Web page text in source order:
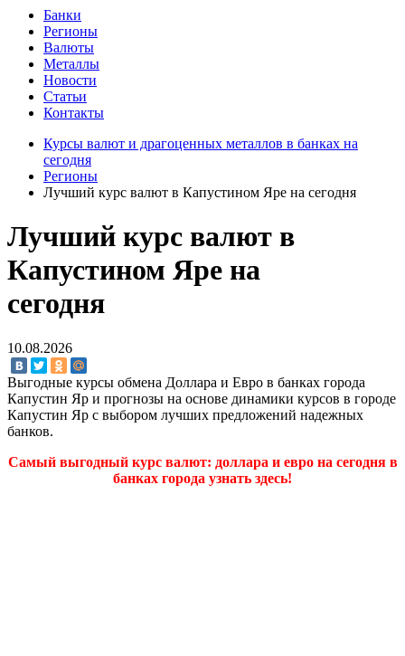
Банки
Регионы
Валюты
Металлы
Новости
Статьи
Контакты
Курсы валют и драгоценных металлов в банках на
сегодня
Регионы
Лучший курс валют в Капустином Яре на сегодня
Лучший курс валют в
Капустином Яре на
сегодня
10.08.2026
Выгодные курсы обмена Доллара и Евро в банках города
Капустин Яр и прогнозы на основе динамики курсов в городе
Капустин Яр с выбором лучших предложений надежных
банков.
Самый выгодный курс валют: доллара и евро на сегодня в
банках города узнать здесь!